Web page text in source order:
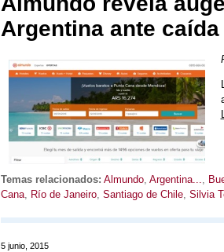
Argentina ante
Temas relacionados: Almundo, Argentina...,
Cana, Río de Janeiro, Santiago de Chile, Silvia
5 junio, 2015